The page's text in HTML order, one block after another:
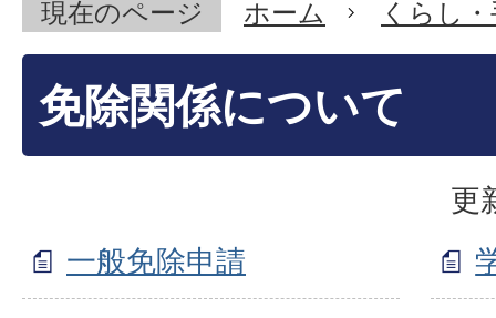
現在のページ ホーム くらし
免除関係について
更
一般免除申請